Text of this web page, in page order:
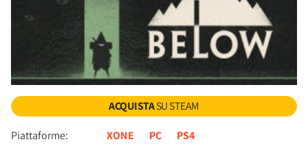
ACQUISTASU STEAM
Piattaforme: XONE PC PS4